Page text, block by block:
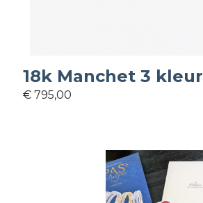
18k Manchet 3 kleur
€ 795,00